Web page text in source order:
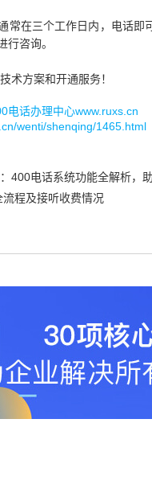
常在三个工作日内，电话
行咨询。
术方案和开通服务！
电话办理中心www.ruxs.cn
wenti/shenqing/1465.html
400电话系统功能全解析，
程及接听收费情况